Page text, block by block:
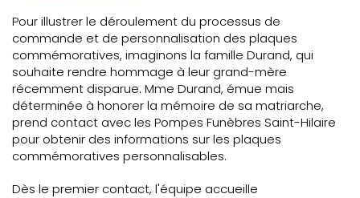
Pour illustrer le déroulement du processus de
commande et de personnalisation des plaques
commémoratives, imaginons la famille Durand, qui
souhaite rendre hommage à leur grand-mère
récemment disparue. Mme Durand, émue mais
déterminée à honorer la mémoire de sa matriarche,
prend contact avec les Pompes Funèbres Saint-Hilaire
pour obtenir des informations sur les plaques
commémoratives personnalisables.
Dès le premier contact, l'équipe accueille